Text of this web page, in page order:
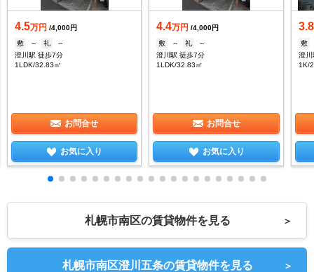
4.5万円 /4,000円
敷
-- 礼
--
澄川駅 徒歩7分
1LDK/32.83㎡
お問合せ
お気に入り
4.4万円 /4,000円
敷
-- 礼
--
澄川駅 徒歩7分
1LDK/32.83㎡
お問合せ
お気に入り
3.8
敷
澄川
1K/
札幌市南区の賃貸物件を見る ＞
札幌市南区澄川五条の賃貸物件を見る ＞